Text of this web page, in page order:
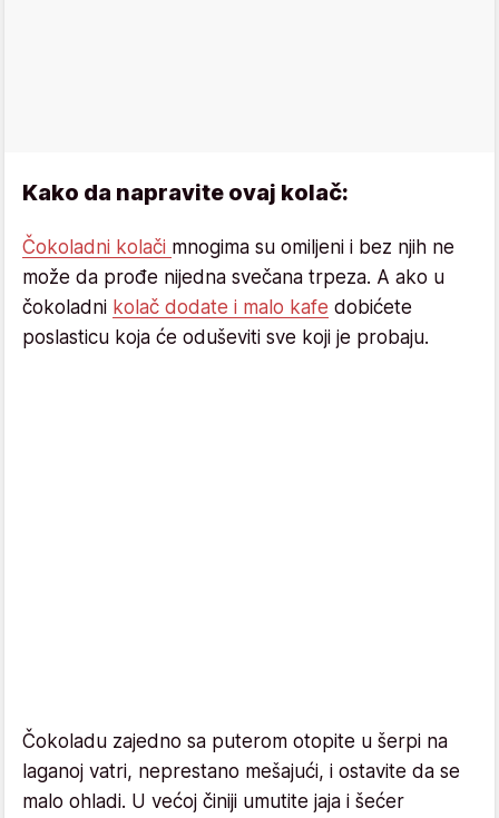
Kako da napravite ovaj kolač:
Čokoladni kolači mnogima su omiljeni i bez njih ne
može da prođe nijedna svečana trpeza. A ako u
čokoladni kolač dodate i malo kafe dobićete
poslasticu koja će oduševiti sve koji je probaju.
Čokoladu zajedno sa puterom otopite u šerpi na
laganoj vatri, neprestano mešajući, i ostavite da se
malo ohladi. U većoj činiji umutite jaja i šećer